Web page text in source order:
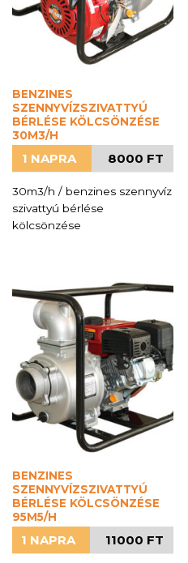
BENZINES
SZENNYVÍZSZIVATTYÚ
BÉRLÉSE KÖLCSÖNZÉSE
30M3/H
1 NAPRA 8000 FT
30m3/h / benzines szennyvíz
szivattyú bérlése
kölcsönzése
BENZINES
SZENNYVÍZSZIVATTYÚ
BÉRLÉSE KÖLCSÖNZÉSE
95M5/H
1 NAPRA 11000 FT